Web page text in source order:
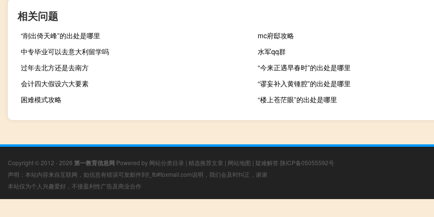
相关问题
“削出倚天峰”的出处是哪里
mc府邸攻略
中专毕业可以去意大利留学吗
水军qq群
过年去北方还是去南方
“今来正遇早春时”的出处是哪里
会计四大假设六大要素
“谬妄补入黄锺腔”的出处是哪里
困难模式攻略
“楼上苍茫眼”的出处是哪里
Copyright © 2012 - 2026 第一教育信息网 Powered by 网站分类目录 | 精选推荐文章 | 网站地图 | 疑难解答 陕ICP备05055592号
声明：本站内容来自互联网，如信息有错误可发邮件到f_fb#foxmail.com说明，我们会及时纠正，谢谢
本站仅为个人兴趣爱好，不接盈利性广告及商业合作